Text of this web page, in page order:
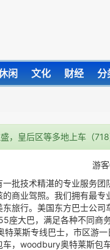
闲 文化 财经 分
，皇后区等多地上车（718
游
批技术精湛的专业服务团
商业驾照。我们拥有最专
旅行。美国东方巴士公司
座大巴，满足各种不同商
莱斯专线巴士，市区游
，woodbury奥特莱斯包